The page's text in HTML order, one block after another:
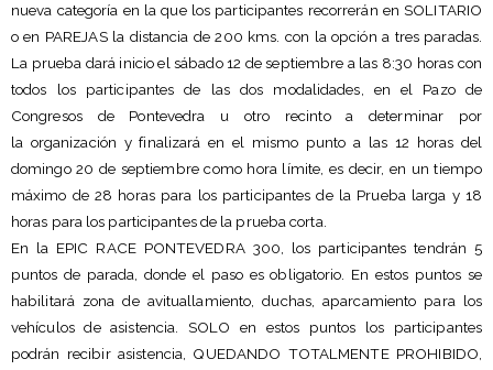
nueva categoría en la que los participantes recorrerán en SOLITARIO
o en PAREJAS la distancia de 200 kms. con la opción a tres paradas.
La prueba dará inicio el sábado 12 de septiembre a las 8:30 horas con
todos los participantes de las dos modalidades, en el Pazo de
Congresos de Pontevedra u otro recinto a determinar por
la organización y finalizará en el mismo punto a las 12 horas del
domingo 20 de septiembre como hora límite, es decir, en un tiempo
máximo de 28 horas para los participantes de la Prueba larga y 18
horas para los participantes de la prueba corta.
En la EPIC RACE PONTEVEDRA 300, los participantes tendrán 5
puntos de parada, donde el paso es obligatorio. En estos puntos se
habilitará zona de avituallamiento, duchas, aparcamiento para los
vehículos de asistencia. SOLO en estos puntos los participantes
podrán recibir asistencia, QUEDANDO TOTALMENTE PROHIBIDO,